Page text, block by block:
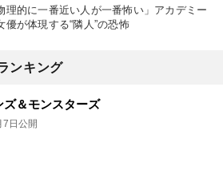
理的に一番近い人が一番怖い」アカデミー
優が体現する“隣人”の恐怖
ンキング
ズ＆モンスターズ
7日公開